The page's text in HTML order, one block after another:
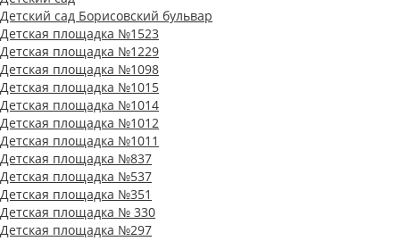
Детский сад Борисовский бульвар
Детская площадка №1523
Детская площадка №1229
Детская площадка №1098
Детская площадка №1015
Детская площадка №1014
Детская площадка №1012
Детская площадка №1011
Детская площадка №837
Детская площадка №537
Детская площадка №351
Детская площадка № 330
Детская площадка №297